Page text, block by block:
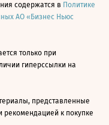
содержатся в Политике
АО «Бизнес Ньюс
только при
гиперссылки на
представленные
рекомендацией к покупке